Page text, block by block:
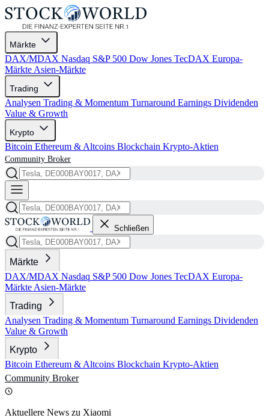
Märkte
DAX/MDAX Nasdaq S&P 500 Dow Jones TecDAX Europa-
Märkte Asien-Märkte
Trading
Analysen Trading & Momentum Turnaround Earnings Dividenden
Value & Growth
Krypto
Bitcoin Ethereum & Altcoins Blockchain Krypto-Aktien
Community Broker
Schließen
Märkte
DAX/MDAX Nasdaq S&P 500 Dow Jones TecDAX Europa-
Märkte Asien-Märkte
Trading
Analysen Trading & Momentum Turnaround Earnings Dividenden
Value & Growth
Krypto
Bitcoin Ethereum & Altcoins Blockchain Krypto-Aktien
Community Broker
Aktuellere News zu Xiaomi